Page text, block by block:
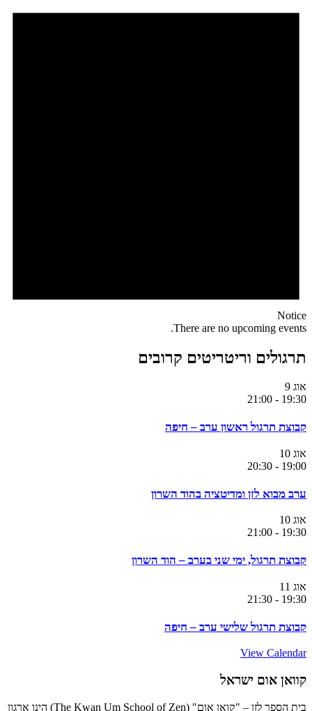
Notice
There are no upcoming events.
תרגולים וריטריטים קרובים
אוג 9
19:30
-
21:00
קבוצת תרגול ראשון ערב – חיפה
אוג 10
19:00
-
20:30
ערב מבוא לזן ומדיטציה בהוד השרון
אוג 10
19:30
-
21:00
קבוצת תרגול, ימי שני בערב – הוד השרון
אוג 11
19:30
-
21:30
קבוצת תרגול שלישי ערב – חיפה
View Calendar
קוואן אום ישראל
בית הספר לזן – "קואן אום" (The Kwan Um School of Zen) הינו ארגון